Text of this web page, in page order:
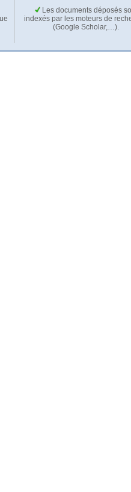
Les documents déposés
indexés par les moteurs de
(Google Scholar,…).